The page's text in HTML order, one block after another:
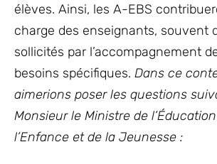
élèves. Ainsi, les A-EBS
charge des enseignants, souvent
sollicités par l’accompagnement
besoins spécifiques. Dans ce
aimerions poser les questions
Monsieur le Ministre de
l’Enfance et de la Jeunesse :